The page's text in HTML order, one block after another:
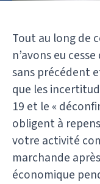
Tout au long de
n’avons eu
sans précédent
que les
19 et le «
obligent à
votre activité
marchande
économique